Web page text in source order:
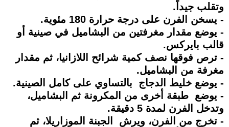
وتقلب جيداً.
- يسخن الفرن على درجة حرارة 180 مئوية.
- يوضع مقدار مغرفتين من البشاميل في صينية أو
قالب بايركس.
- ترص فوقها نصف كمية شرائح اللازانيا، ثم مقدار
مغرفة من البشاميل.
- يوضع خليط الدجاج بالتساوي على كامل الصينية.
- يوضع طبقة أخرى من المكرونة ثم البشاميل،
وتدخل الفرن لمدة 5 دقيقة.
- تخرج من الفرن، ويرش الجبنة الموزاريلا، ثم